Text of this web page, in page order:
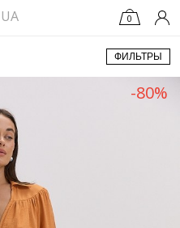
UA 0
ФИЛЬТРЫ
-80%